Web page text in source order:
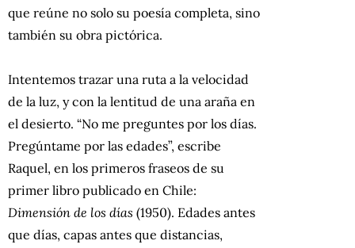
que reúne no solo su poesía completa, sino
también su obra pictórica.
Intentemos trazar una ruta a la velocidad
de la luz, y con la lentitud de una araña en
el desierto. “No me preguntes por los días.
Pregúntame por las edades”, escribe
Raquel, en los primeros fraseos de su
primer libro publicado en Chile:
Dimensión de los días (1950). Edades antes
que días, capas antes que distancias,